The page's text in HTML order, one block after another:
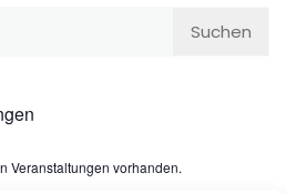
Veranstaltungen vorhanden.